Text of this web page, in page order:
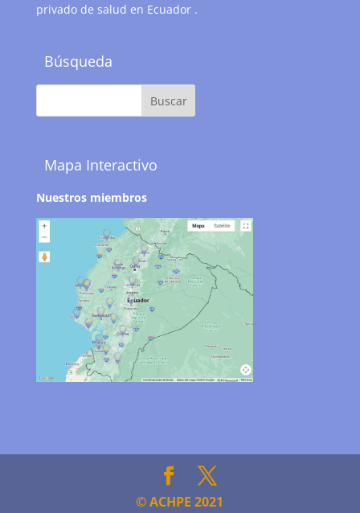
privado de salud en Ecuador .
Búsqueda
Mapa Interactivo
Nuestros miembros
© ACHPE 2021